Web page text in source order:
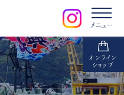
メニュー
オンライン
ショップ